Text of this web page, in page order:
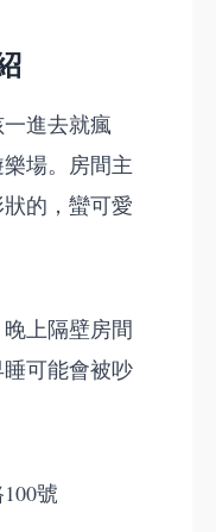
進去就瘋
場。房間主
的，蠻可愛
上隔壁房間
可能會被吵
號